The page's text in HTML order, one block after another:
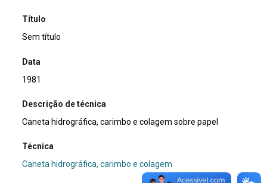
Título
Sem título
Data
1981
Descrição de técnica
Caneta hidrográfica, carimbo e colagem sobre papel
Técnica
Caneta hidrográfica, carimbo e colagem